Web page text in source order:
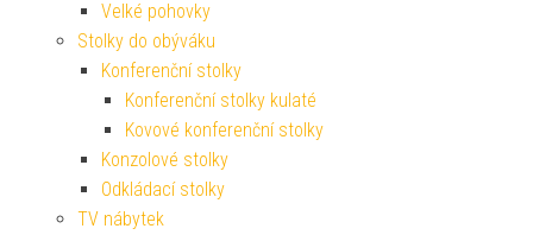
Velké pohovky
Stolky do obýváku
Konferenční stolky
Konferenční stolky kulaté
Kovové konferenční stolky
Konzolové stolky
Odkládací stolky
TV nábytek